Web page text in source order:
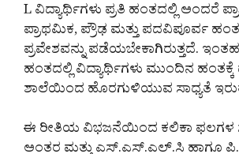
L ವಿದ್ಯಾರ್ಥಿಗಳು ಪ್ರತಿ ಹಂತದಲ್ಲಿ ಅಂದರೆ
ಪ್ರಾಥಮಿಕ, ಪ್ರೌಢ ಮತ್ತು ಪದವಿಪೂರ್ವ
ಪ್ರವೇಶವನ್ನು ಪಡೆಯಬೇಕಾಗಿರುತ್ತದೆ.
ಹಂತದಲ್ಲಿ ವಿದ್ಯಾರ್ಥಿಗಳು ಮುಂದಿನ
ಶಾಲೆಯಿಂದ ಹೊರಗುಳಿಯುವ ಸಾಧ್ಯತೆ
ಈ ರೀತಿಯ ವಿಭಜನೆಯಿಂದ ಕಲಿಕಾ ಫಲಗಳ